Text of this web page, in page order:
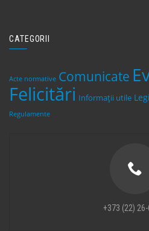
CATEGORII
Acte normative Comunicate
Felicitări Informații utile
Regulamente
+373 (22)